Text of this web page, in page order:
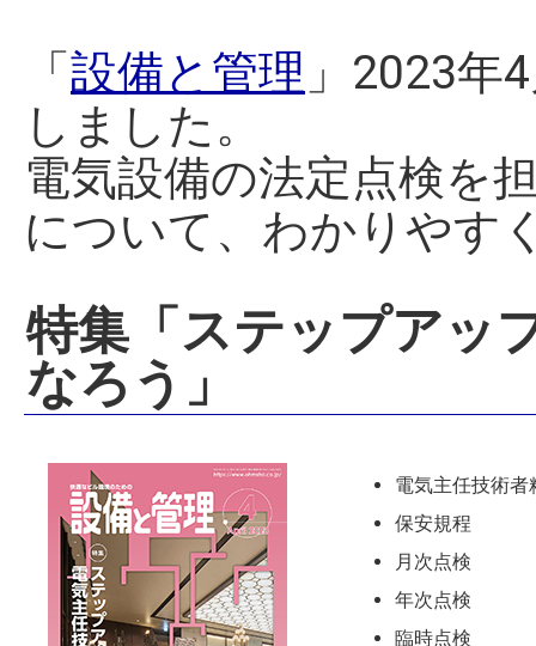
「 設備と管理 」2023年
しました。
電気設備の法定点検を
について、わかりやす
特集「ステップアッ
なろう」
電気主任技術者
保安規程
月次点検
年次点検
臨時点検